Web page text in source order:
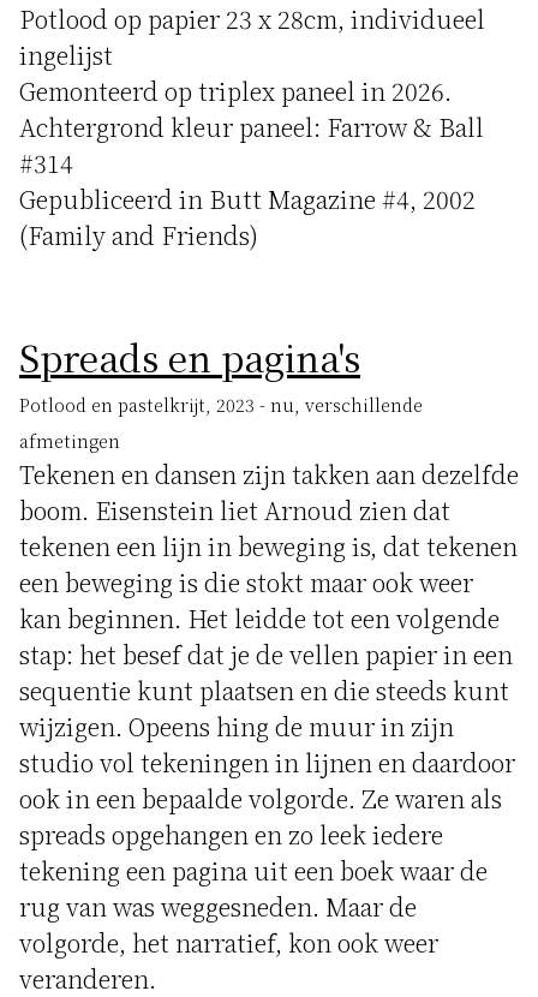
Potlood op papier 23 x 28cm, individueel
ingelijst
Gemonteerd op triplex paneel in 2026.
Achtergrond kleur paneel: Farrow & Ball
#314
Gepubliceerd in Butt Magazine #4, 2002
(Family and Friends)
Spreads en pagina's
Potlood en pastelkrijt, 2023 - nu, verschillende
afmetingen
Tekenen en dansen zijn takken aan dezelfde
boom. Eisenstein liet Arnoud zien dat
tekenen een lijn in beweging is, dat tekenen
een beweging is die stokt maar ook weer
kan beginnen. Het leidde tot een volgende
stap: het besef dat je de vellen papier in een
sequentie kunt plaatsen en die steeds kunt
wijzigen. Opeens hing de muur in zijn
studio vol tekeningen in lijnen en daardoor
ook in een bepaalde volgorde. Ze waren als
spreads opgehangen en zo leek iedere
tekening een pagina uit een boek waar de
rug van was weggesneden. Maar de
volgorde, het narratief, kon ook weer
veranderen.